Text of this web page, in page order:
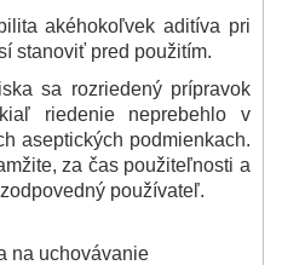
akéhokoľvek aditíva pri
stanoviť pred použitím.
sa rozriedený prípravok
riedenie neprebehlo v
aseptických podmienkach.
za čas použiteľnosti a
používateľ.
na uchovávanie